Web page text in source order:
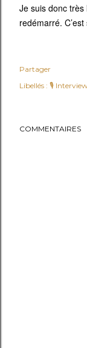
Je suis donc très
redémarré.
Partager
Libellés : 🎙️
COMMENTAIRES